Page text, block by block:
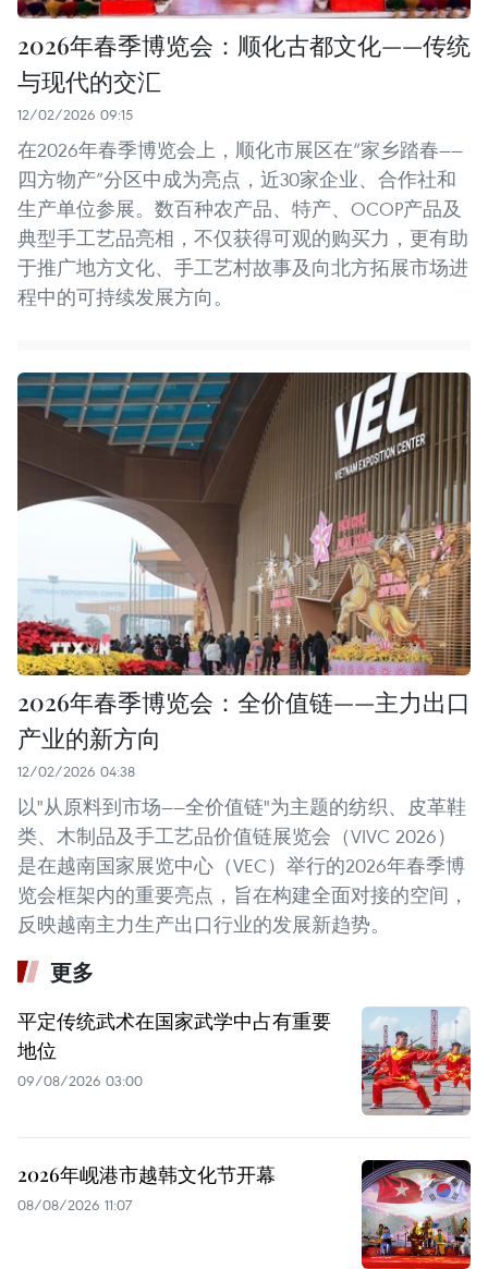
2026年春季博览会：顺化古都文化——传统
与现代的交汇
12/02/2026 09:15
在2026年春季博览会上，顺化市展区在“家乡踏春——
四方物产”分区中成为亮点，近30家企业、合作社和
生产单位参展。数百种农产品、特产、OCOP产品及
典型手工艺品亮相，不仅获得可观的购买力，更有助
于推广地方文化、手工艺村故事及向北方拓展市场进
程中的可持续发展方向。
2026年春季博览会：全价值链——主力出口
产业的新方向
12/02/2026 04:38
以"从原料到市场——全价值链"为主题的纺织、皮革鞋
类、木制品及手工艺品价值链展览会（VIVC 2026）
是在越南国家展览中心（VEC）举行的2026年春季博
览会框架内的重要亮点，旨在构建全面对接的空间，
反映越南主力生产出口行业的发展新趋势。
更多
平定传统武术在国家武学中占有重要
地位
09/08/2026 03:00
2026年岘港市越韩文化节开幕
08/08/2026 11:07